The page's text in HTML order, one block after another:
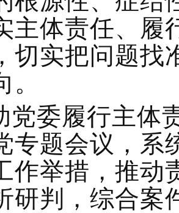
主体责任、履
切实把问题找
党委履行主体
专题会议，系
作举措，推动
研判，综合案